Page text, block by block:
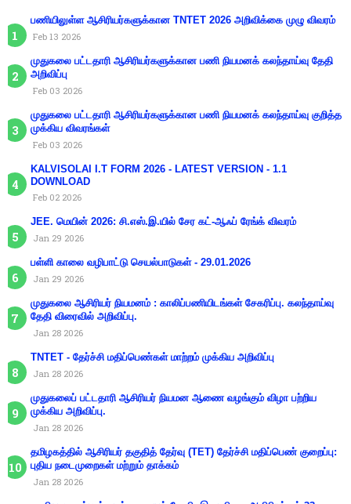
பணியிலுள்ள ஆசிரியர்களுக்கான TNTET 2026 அறிவிக்கை முழு விவரம்
Feb 13 2026
முதுகலை பட்டதாரி ஆசிரியர்களுக்கான பணி நியமனக் கலந்தாய்வு தேதி
அறிவிப்பு
Feb 03 2026
முதுகலை பட்டதாரி ஆசிரியர்களுக்கான பணி நியமனக் கலந்தாய்வு குறித்த
முக்கிய விவரங்கள்
Feb 03 2026
KALVISOLAI I.T FORM 2026 - LATEST VERSION - 1.1
DOWNLOAD
Feb 02 2026
JEE. மெயின் 2026: சி.எஸ்.இ.யில் சேர கட்-ஆஃப் ரேங்க் விவரம்
Jan 29 2026
பள்ளி காலை வழிபாட்டு செயல்பாடுகள் - 29.01.2026
Jan 29 2026
முதுகலை ஆசிரியர் நியமனம் : காலிப்பணியிடங்கள் சேகரிப்பு. கலந்தாய்வு
தேதி விரைவில் அறிவிப்பு.
Jan 28 2026
TNTET - தேர்ச்சி மதிப்பெண்கள் மாற்றம் முக்கிய அறிவிப்பு
Jan 28 2026
முதுகலைப் பட்டதாரி ஆசிரியர் நியமன ஆணை வழங்கும் விழா பற்றிய
முக்கிய அறிவிப்பு.
Jan 28 2026
தமிழகத்தில் ஆசிரியர் தகுதித் தேர்வு (TET) தேர்ச்சி மதிப்பெண் குறைப்பு:
புதிய நடைமுறைகள் மற்றும் தாக்கம்
Jan 28 2026